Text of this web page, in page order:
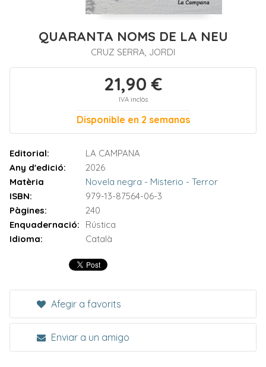
QUARANTA NOMS DE LA NEU
CRUZ SERRA, JORDI
21,90 €
IVA inclòs
Disponible en 2 semanas
Editorial:
LA CAMPANA
Any d'edició:
2026
Matèria
Novela negra - Misterio - Terror
ISBN:
979-13-87564-06-3
Pàgines:
240
Enquadernació:
Rústica
Idioma:
Català
Afegir a favorits
Enviar a un amigo